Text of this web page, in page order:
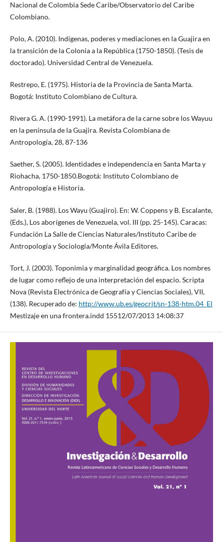
Nacional de Colombia Sede Caribe/Observatorio del Caribe
Colombiano.
Polo, A. (2010). Indígenas, poderes y mediaciones en la Guajira en
la transición de la Colonia a la República (1750-1850). (Tesis de
doctorado). Universidad Central de Venezuela.
Restrepo, E. (1975). Historia de la Provincia de Santa Marta.
Bogotá: Instituto Colombiano de Cultura.
Rivera G. A. (1990-1991). La metáfora de la carne sobre los Wayuu
en la península de la Guajira. Revista Colombiana de
Antropología, 28, 87-136
Saether, S. (2005). Identidades e independencia en Santa Marta y
Riohacha, 1750-1850.Bogotá: Instituto Colombiano de
Antropología e Historia.
Saler, B. (1988). Los Wayu (Guajiro). En: W. Coppens y B. Escalante,
(Eds.), Los aborígenes de Venezuela, vol. III (pp. 25-145). Caracas:
Fundación La Salle de Ciencias Naturales/Instituto Caribe de
Antropología y Sociología/Monte Ávila Editores.
Tort, J. (2003). Toponimia y marginalidad geográfica. Los nombres
de lugar como reflejo de una interpretación del espacio. Scripta
Nova (Revista Electrónica de Geografía y Ciencias Sociales), VII,
(138). Recuperado de: http://www.ub.es/geocrit/sn-138-htm.04_El
Mestizaje en una frontera.indd 15512/07/2013 14:08:37